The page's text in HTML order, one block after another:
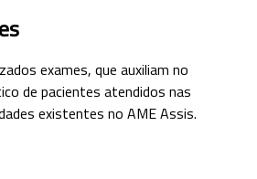
exames, que auxiliam no
de pacientes atendidos nas
existentes no AME Assis.